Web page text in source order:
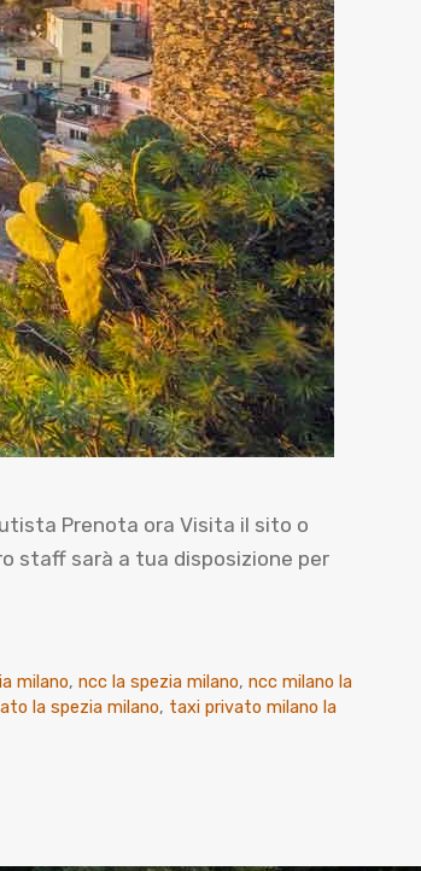
autista Prenota ora Visita il sito o
staff sarà a tua disposizione per
milano,ncc la spezia milano,ncc milano la
la spezia milano, taxi privato milano la